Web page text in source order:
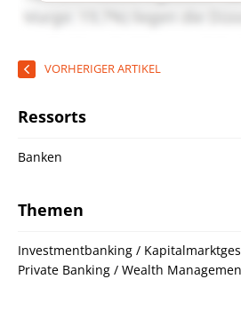
VORHERIGER ARTIKEL
Ressorts
Banken
Themen
Investmentbanking /
Private Banking / Wealth